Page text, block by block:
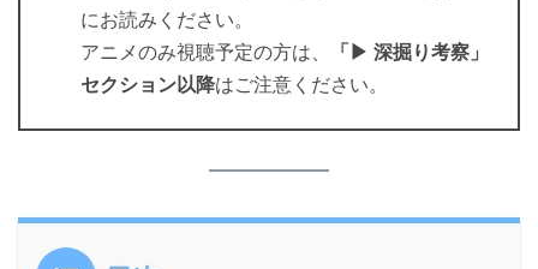
にお読みください。
アニメのみ視聴予定の方は、
「▶ 深掘り考察」
セクション以降はご注意ください。